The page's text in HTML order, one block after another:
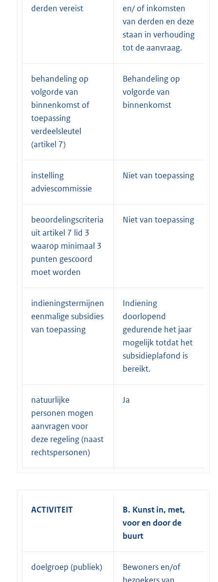
derden vereist
en/ of inkomsten
van derden en deze
staan in verhouding
tot de aanvraag.
behandeling op
volgorde van
binnenkomst of
toepassing
verdeelsleutel
(artikel 7)
Behandeling op
volgorde van
binnenkomst
instelling
adviescommissie
Niet van toepassing
beoordelingscriteria
uit artikel 7 lid 3
waarop minimaal 3
punten gescoord
moet worden
Niet van toepassing
indieningstermijnen
eenmalige subsidies
van toepassing
Indiening
doorlopend
gedurende het jaar
mogelijk totdat het
subsidieplafond is
bereikt.
natuurlijke
personen mogen
aanvragen voor
deze regeling (naast
rechtspersonen)
Ja
ACTIVITEIT
B. Kunst in, met,
voor en door de
buurt
doelgroep (publiek)
Bewoners en/of